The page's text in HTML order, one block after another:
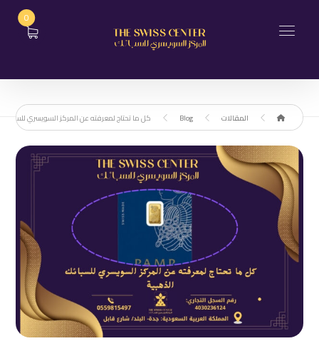
0
المقالات Blog كل ما تحتاج لمعرفته عن المركز السويسري للسبائك